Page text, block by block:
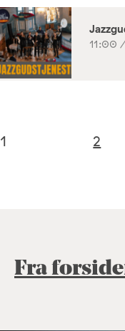
11:00 /
1 2
Fra